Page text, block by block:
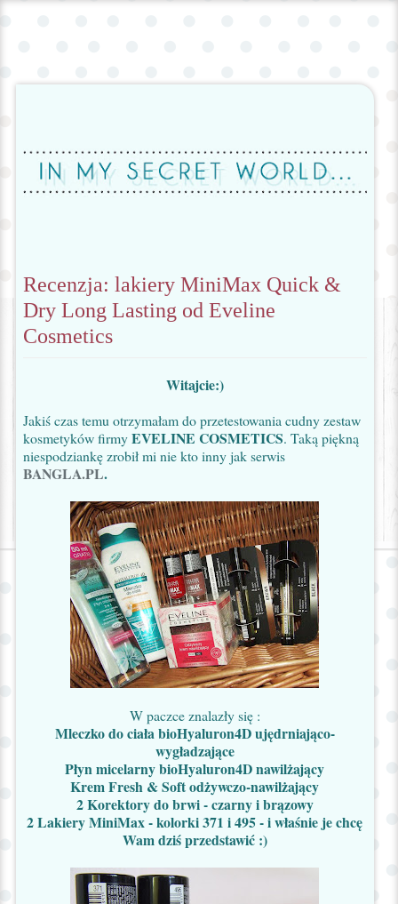
Recenzja: lakiery MiniMax Quick &
Dry Long Lasting od Eveline
Cosmetics
Witajcie:)
Jakiś czas temu otrzymałam do przetestowania cudny zestaw
kosmetyków firmyEVELINE COSMETICS. Taką piękną
niespodziankę zrobił mi nie kto inny jak serwis
BANGLA.PL.
W paczce znalazły się :
Mleczko do ciała bioHyaluron4Dujędrniająco-
wygładzające
Płyn micelarny bioHyaluron4Dnawilżający
Krem Fresh & Softodżywczo-nawilżający
2Korektory do brwi - czarny i brązowy
2 Lakiery MiniMax - kolorki 371 i 495 - i właśnie je chcę
Wam dziś przedstawić :)